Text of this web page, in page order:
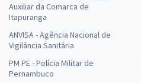
Auxiliar da Comarca de
Itapuranga
ANVISA - Agência Nacional de
Vigilância Sanitária
PM PE - Polícia Militar de
Pernambuco